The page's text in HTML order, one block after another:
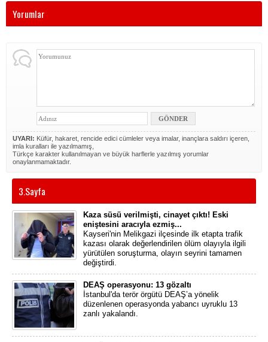
Yorumlar
UYARI: Küfür, hakaret, rencide edici cümleler veya imalar, inançlara saldırı içeren,
imla kuralları ile yazılmamış,
Türkçe karakter kullanılmayan ve büyük harflerle yazılmış yorumlar
onaylanmamaktadır.
3.Sayfa
Kaza süsü verilmişti, cinayet çıktı! Eski
eniştesini aracıyla ezmiş...
Kayseri'nin Melikgazi ilçesinde ilk etapta trafik
kazası olarak değerlendirilen ölüm olayıyla ilgili
yürütülen soruşturma, olayın seyrini tamamen
değiştirdi.
DEAŞ operasyonu: 13 gözaltı
İstanbul'da terör örgütü DEAŞ’a yönelik
düzenlenen operasyonda yabancı uyruklu 13
zanlı yakalandı.